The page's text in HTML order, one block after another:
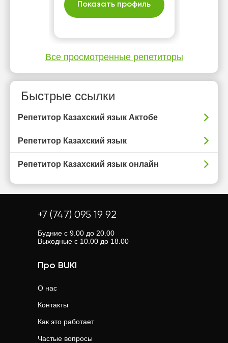
Показать профиль
Все просмотренные репетиторы
Быстрые ссылки
Репетитор Казахский язык Актобе
Репетитор Казахский язык
Репетитор Казахский язык онлайн
+7 (747) 095 19 92
Будние с 9.00 до 20.00
Выходные с 10.00 до 18.00
Про BUKI
О нас
Контакты
Как это работает
Частые вопросы